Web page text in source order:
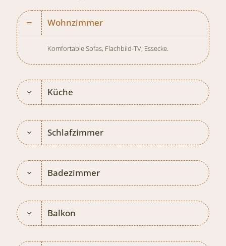
Wohnzimmer
Komfortable Sofas, Flachbild-TV, Essecke.
Küche
Schlafzimmer
Badezimmer
Balkon